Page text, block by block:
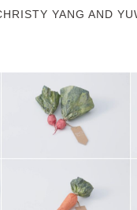
YANG AND